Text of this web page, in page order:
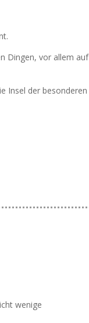
Dingen, vor allem auf
Insel der besonderen
wenige